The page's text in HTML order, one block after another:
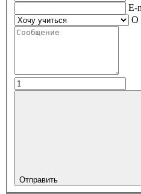
E-
О
Отправить